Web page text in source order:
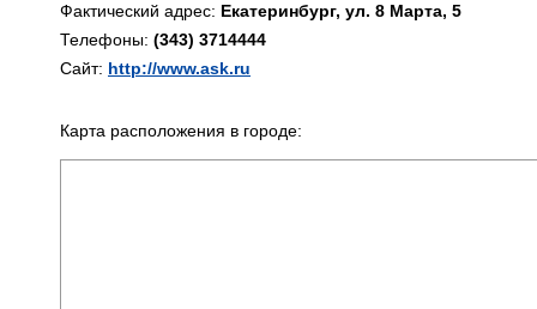
Фактический адрес: Екатеринбург, ул. 8 Марта, 5
Телефоны: (343) 3714444
Сайт: http://www.ask.ru
Карта расположения в городе: